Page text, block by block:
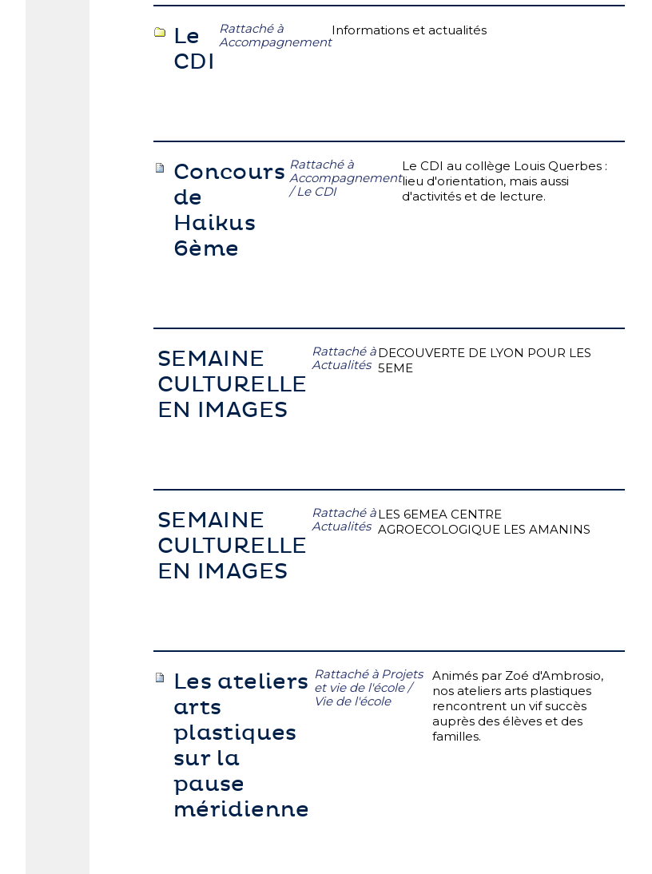
Informations et actualités
Rattaché à
Accompagnement
Le
CDI
Le CDI au collège Louis Querbes :
lieu d'orientation, mais aussi
d'activités et de lecture.
Rattaché à
Accompagnement
/Le CDI
Concours
de
Haikus
6ème
DECOUVERTE DE LYON POUR LES
5EME
Rattaché à
Actualités
SEMAINE
CULTURELLE
EN IMAGES
LES 6EMEA CENTRE
AGROECOLOGIQUE LES AMANINS
Rattaché à
Actualités
SEMAINE
CULTURELLE
EN IMAGES
Animés par Zoé d'Ambrosio,
nos ateliers arts plastiques
rencontrent un vif succès
auprès des élèves et des
familles.
Rattaché à Projets
et vie de l'école /
Vie de l'école
Les ateliers
arts
plastiques
sur la
pause
méridienne